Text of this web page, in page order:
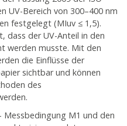
UV-Bereich von 300–400 nm
festgelegt (MIuv ≤ 1,5).
dass der UV-Anteil in den
werden musste. Mit den
die Einflüsse der
sichtbar und können
des
Messbedingung M1 und den